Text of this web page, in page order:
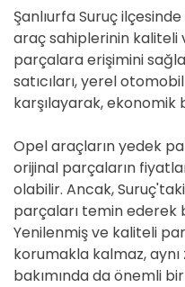
Şanlıurfa Suruç
araç sahiplerinin kaliteli
parçalara erişimini
satıcıları, yerel otomobil
karşılayarak, ekonomik
Opel araçların yedek
orijinal parçaların
olabilir. Ancak,
parçaları temin ederek
Yenilenmiş ve kaliteli
korumakla kalmaz, aynı
bakımında da önemli